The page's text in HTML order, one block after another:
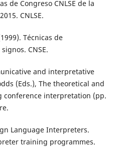
de Congreso CNLSE de la
CNLSE.
Técnicas de
CNSE.
and interpretative
(Eds.), The theoretical and
conference interpretation (pp.
Language Interpreters.
training programmes.